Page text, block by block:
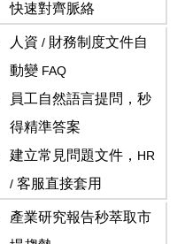
快速對齊脈絡
人資 / 財務制度文件自
動變 FAQ
員工自然語言提問，秒
得精準答案
建立常見問題文件， HR
/客服直接套用
產業研究報告秒萃取市